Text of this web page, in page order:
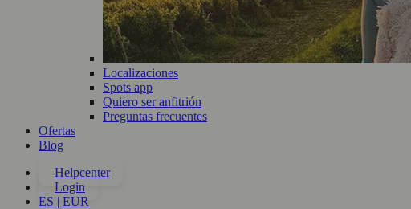
Localizaciones
Spots app
Quiero ser anfitrión
Preguntas frecuentes
Ofertas
Blog
Helpcenter
Login
ES | EUR